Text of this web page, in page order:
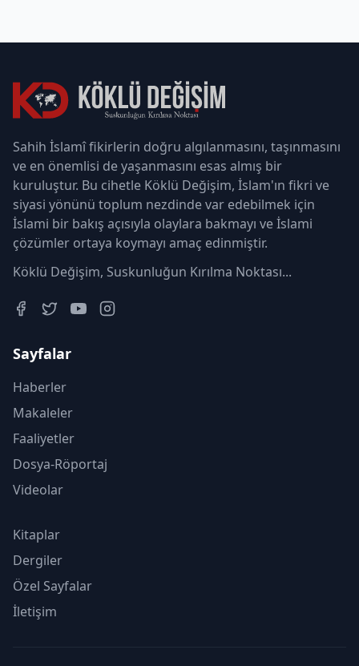
Sahih İslamî fikirlerin doğru algılanmasını, taşınmasını
ve en önemlisi de yaşanmasını esas almış bir
kuruluştur. Bu cihetle Köklü Değişim, İslam'ın fikri ve
siyasi yönünü toplum nezdinde var edebilmek için
İslami bir bakış açısıyla olaylara bakmayı ve İslami
çözümler ortaya koymayı amaç edinmiştir.
Köklü Değişim, Suskunluğun Kırılma Noktası...
Sayfalar
Haberler
Makaleler
Faaliyetler
Dosya-Röportaj
Videolar
Kitaplar
Dergiler
Özel Sayfalar
İletişim